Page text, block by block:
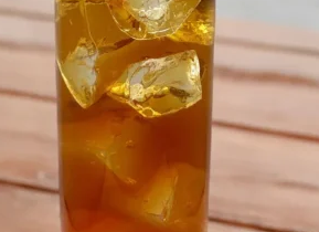
黄・オレンジ色 青色